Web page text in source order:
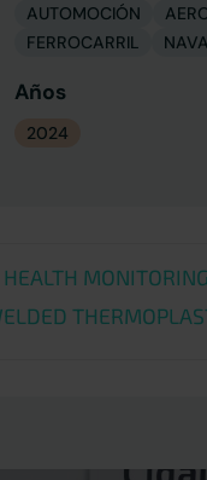
AUTOMOCIÓN
FERROCARRIL
Años
2024